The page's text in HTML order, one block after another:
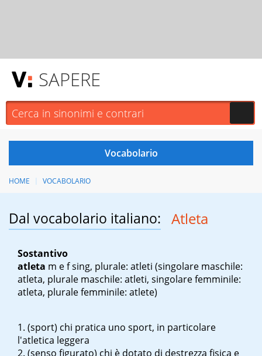
SAPERE
HOME VOCABOLARIO
Dal vocabolario italiano: Atleta
Sostantivo
atleta m ef sing, plurale: atleti (singolare maschile:
atleta, plurale maschile: atleti, singolare femminile:
atleta, plurale femminile: atlete)
(sport) chi pratica uno sport, in particolare
l'atletica leggera
(senso figurato) chi è dotato di destrezza fisica e